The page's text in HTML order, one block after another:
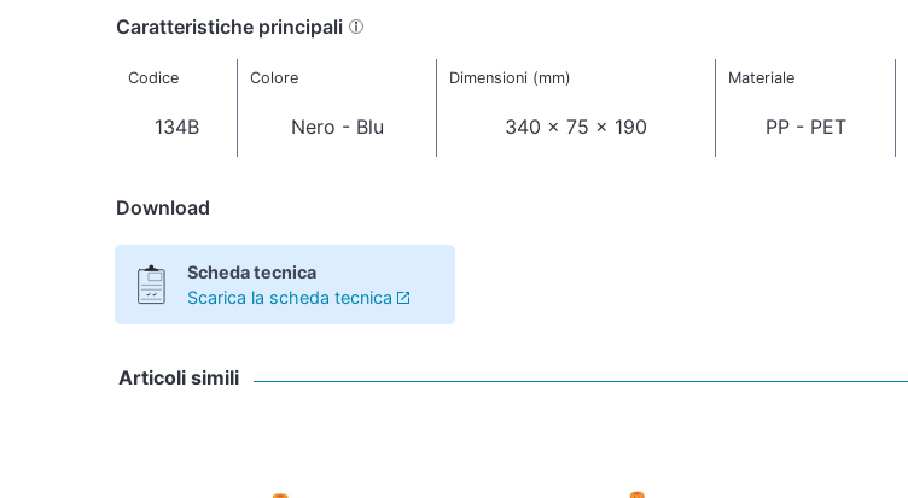
Caratteristiche principali
Codice Colore Dimensioni (mm) Materiale
134B Nero - Blu 340 x 75 x 190 PP - PET
Download
Scheda tecnica
Scarica la scheda tecnica
Articoli simili